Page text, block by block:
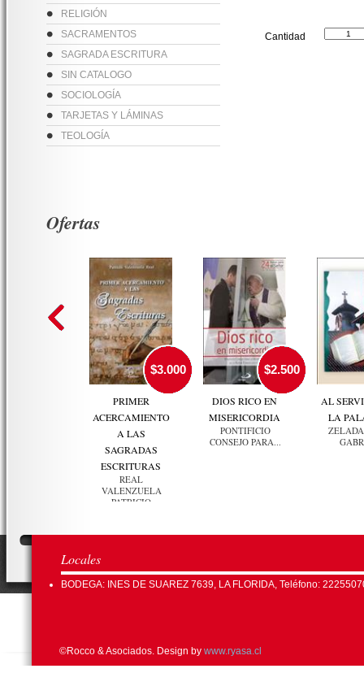
RELIGIÓN
SACRAMENTOS
SAGRADA ESCRITURA
SIN CATALOGO
SOCIOLOGÍA
TARJETAS Y LÁMINAS
TEOLOGÍA
Cantidad
Ofertas
PRIMER
ACERCAMIENTO
A LAS
SAGRADAS
ESCRITURAS
REAL
VALENZUELA
PATRICIO
$3.000
DIOS RICO EN
MISERICORDIA
PONTIFICIO
CONSEJO PARA...
$2.500
AL
LA
Locales
BODEGA: INES DE SUAREZ 7639, LA FLORIDA, Teléfono:
©Rocco & Asociados. Design by www.ryasa.cl